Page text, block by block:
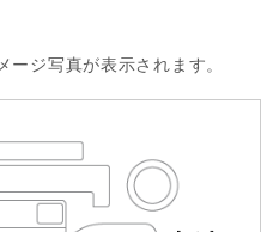
ジ写真が表示されます。